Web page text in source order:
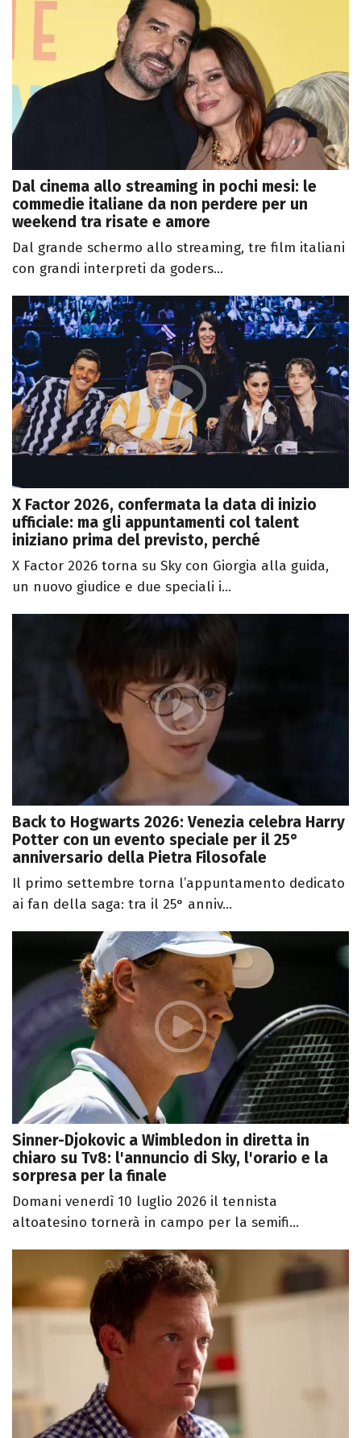
Dal cinema allo streaming in pochi mesi: le
commedie italiane da non perdere per un
weekend tra risate e amore
Dal grande schermo allo streaming, tre film italiani
con grandi interpreti da goders...
X Factor 2026, confermata la data di inizio
ufficiale: ma gli appuntamenti col talent
iniziano prima del previsto, perché
X Factor 2026 torna su Sky con Giorgia alla guida,
un nuovo giudice e due speciali i...
Back to Hogwarts 2026: Venezia celebra Harry
Potter con un evento speciale per il 25°
anniversario della Pietra Filosofale
Il primo settembre torna l’appuntamento dedicato
ai fan della saga: tra il 25° anniv...
Sinner-Djokovic a Wimbledon in diretta in
chiaro su Tv8: l'annuncio di Sky, l'orario e la
sorpresa per la finale
Domani venerdì 10 luglio 2026 il tennista
altoatesino tornerà in campo per la semifi...